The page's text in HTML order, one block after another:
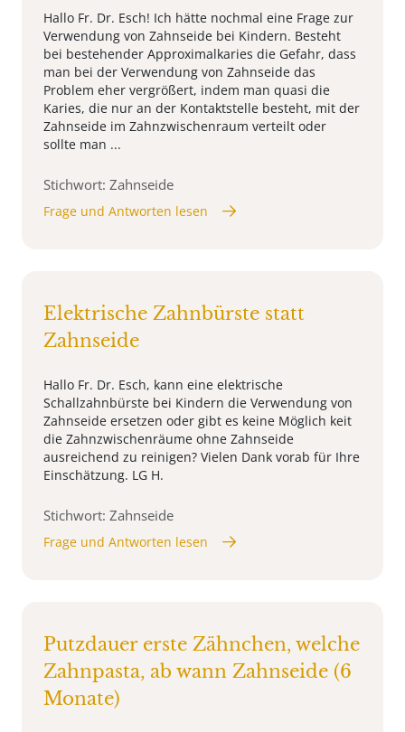
Hallo Fr. Dr. Esch! Ich hätte nochmal eine Frage zur
Verwendung von Zahnseide bei Kindern. Besteht
bei bestehender Approximalkaries die Gefahr, dass
man bei der Verwendung von Zahnseide das
Problem eher vergrößert, indem man quasi die
Karies, die nur an der Kontaktstelle besteht, mit der
Zahnseide im Zahnzwischenraum verteilt oder
sollte man ...
Stichwort: Zahnseide
Frage und Antworten lesen
Elektrische Zahnbürste statt
Zahnseide
Hallo Fr. Dr. Esch, kann eine elektrische
Schallzahnbürste bei Kindern die Verwendung von
Zahnseide ersetzen oder gibt es keine Möglich keit
die Zahnzwischenräume ohne Zahnseide
ausreichend zu reinigen? Vielen Dank vorab für Ihre
Einschätzung. LG H.
Stichwort: Zahnseide
Frage und Antworten lesen
Putzdauer erste Zähnchen, welche
Zahnpasta, ab wann Zahnseide (6
Monate)